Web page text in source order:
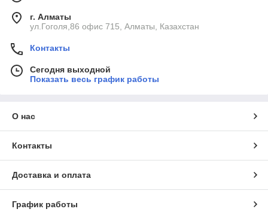
г. Алматы
ул.Гоголя,86 офис 715, Алматы, Казахстан
Контакты
Сегодня выходной
Показать весь график работы
О нас
Контакты
Доставка и оплата
График работы